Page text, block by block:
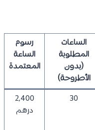
الساعات
المطلوبة
(بدون
الأطروحة)
رسوم
الساعة
المعتمدة
30
2,400
درهم